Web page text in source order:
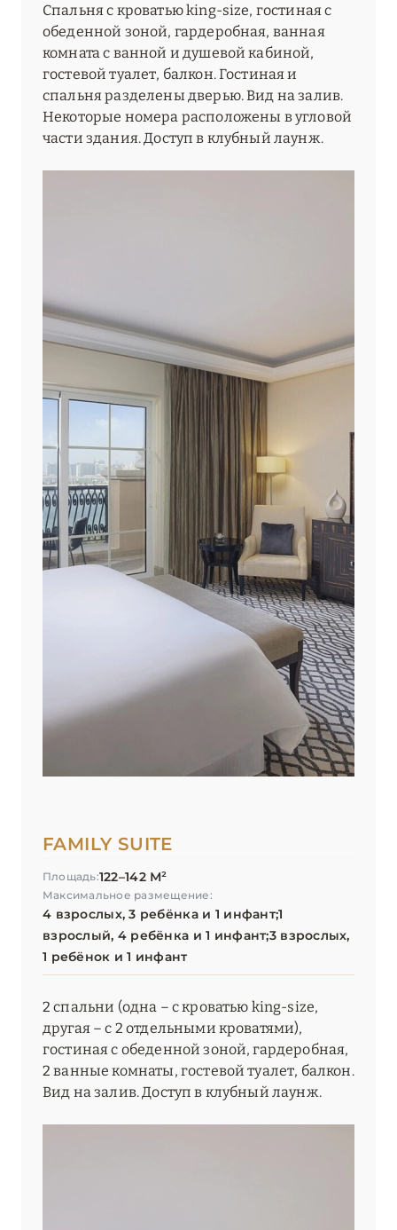
Спальня с кроватью king-size, гостиная с
обеденной зоной, гардеробная, ванная
комната с ванной и душевой кабиной,
гостевой туалет, балкон. Гостиная и
спальня разделены дверью. Вид на залив.
Некоторые номера расположены в угловой
части здания. Доступ в клубный лаунж.
FAMILY SUITE
Площадь:122–142 М²
Максимальное размещение:
4 взрослых, 3 ребёнка и 1 инфант;1
взрослый, 4 ребёнка и 1 инфант;3 взрослых,
1 ребёнок и 1 инфант
2 спальни (одна – с кроватью king-size,
другая – с 2 отдельными кроватями),
гостиная с обеденной зоной, гардеробная,
2 ванные комнаты, гостевой туалет, балкон.
Вид на залив. Доступ в клубный лаунж.